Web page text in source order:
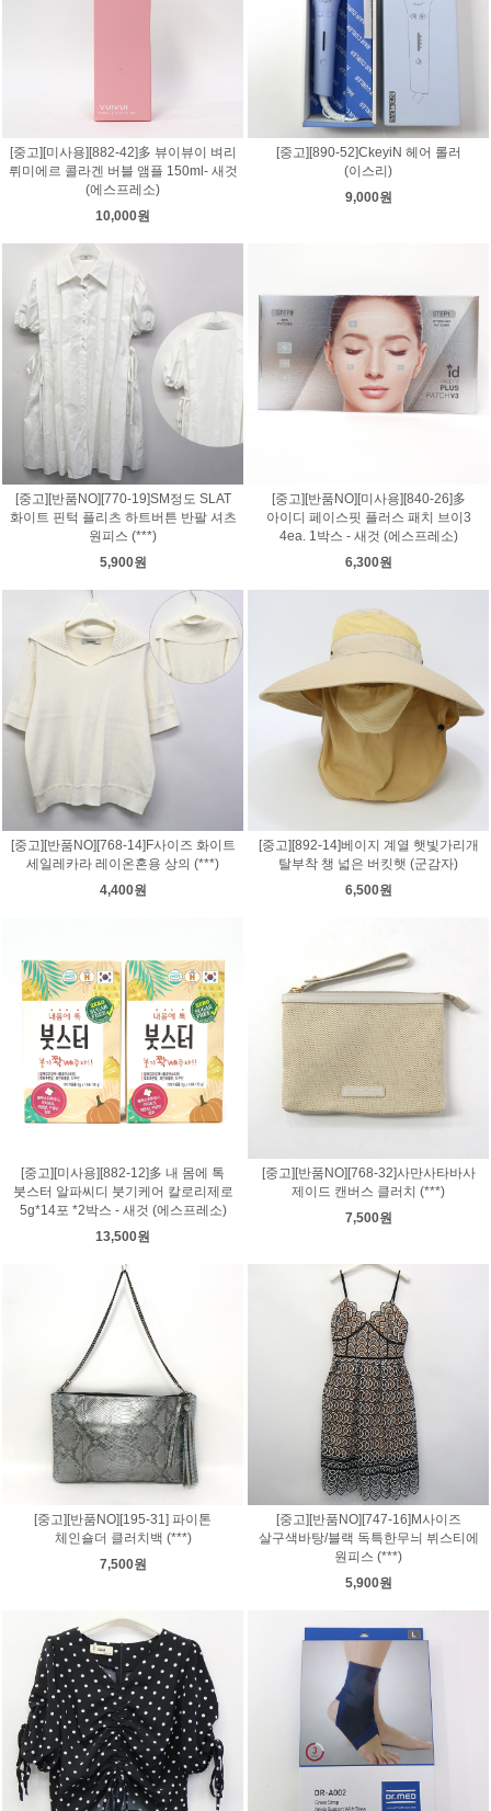
[중고][미사용][882-42]多 뷰이뷰이 벼리
뤼미에르 콜라겐 버블 앰플 150ml- 새것
(에스프레소)
10,000원
[중고][890-52]CkeyiN 헤어 롤러
(이스리)
9,000원
[중고][반품NO][770-19]SM정도 SLAT
화이트 핀턱 플리츠 하트버튼 반팔 셔츠
원피스 (***)
5,900원
[중고][반품NO][미사용][840-26]多
아이디 페이스핏 플러스 패치 브이3
4ea. 1박스 - 새것 (에스프레소)
6,300원
[중고][반품NO][768-14]F사이즈 화이트
세일레카라 레이온혼용 상의 (***)
4,400원
[중고][892-14]베이지 계열 햇빛가리개
탈부착 챙 넓은 버킷햇 (군감자)
6,500원
[중고][미사용][882-12]多 내 몸에 톡
붓스터 알파씨디 붓기케어 칼로리제로
5g*14포 *2박스 - 새것 (에스프레소)
13,500원
[중고][반품NO][768-32]사만사타바사
제이드 캔버스 클러치 (***)
7,500원
[중고][반품NO][195-31] 파이톤
체인숄더 클러치백 (***)
7,500원
[중고][반품NO][747-16]M사이즈
살구색바탕/블랙 독특한무늬 뷔스티에
원피스 (***)
5,900원